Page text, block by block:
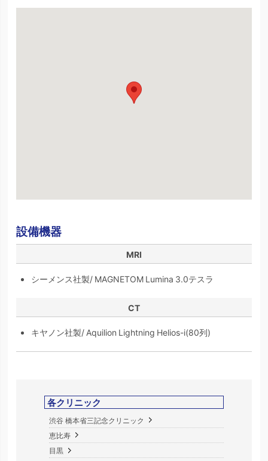
設備機器
MRI
シーメンス社製/ MAGNETOM Lumina 3.0テスラ
CT
キヤノン社製/ Aquilion Lightning Helios-i(80列)
各クリニック
渋谷 橋本省三記念クリニック
恵比寿
目黒